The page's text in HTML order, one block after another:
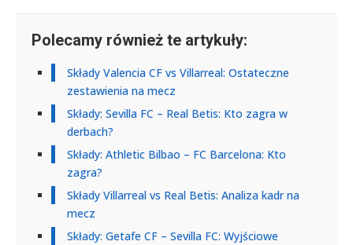
Polecamy również te artykuły:
Składy Valencia CF vs Villarreal: Ostateczne
zestawienia na mecz
Składy: Sevilla FC – Real Betis: Kto zagra w
derbach?
Składy: Athletic Bilbao – FC Barcelona: Kto
zagra?
Składy Villarreal vs Real Betis: Analiza kadr na
mecz
Składy: Getafe CF – Sevilla FC: Wyjściowe